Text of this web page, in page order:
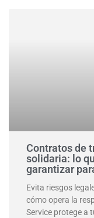
Contratos de
solidaria: lo
garantizar
Evita riesgos
cómo opera la
Service protege a